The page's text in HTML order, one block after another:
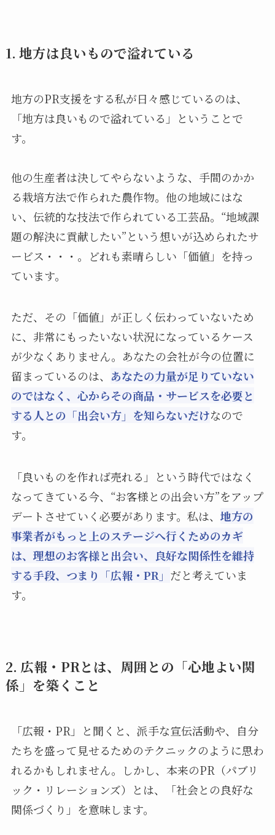
1. 地方は良いもので溢れている
地方のPR支援をする私が日々感じているのは、
「地方は良いもので溢れている」ということで
す。
他の生産者は決してやらないような、手間のかか
る栽培方法で作られた農作物。他の地域にはな
い、伝統的な技法で作られている工芸品。“地域課
題の解決に貢献したい”という想いが込められたサ
ービス・・・。どれも素晴らしい「価値」を持っ
ています。
ただ、その「価値」が正しく伝わっていないため
に、非常にもったいない状況になっているケース
が少なくありません。あなたの会社が今の位置に
留まっているのは、 あなたの力量が足りていない
のではなく、心からその商品・サービスを必要と
する人との「出会い方」を知らないだけなので
す。
「良いものを作れば売れる」という時代ではなく
なってきている今、“お客様との出会い方”をアップ
デートさせていく必要があります。私は、 地方の
事業者がもっと上のステージへ行くためのカギ
は、理想のお客様と出会い、良好な関係性を維持
する手段、つまり「広報・PR」 だと考えていま
す。
2. 広報・PRとは、周囲との「心地よい関
係」を築くこと
「広報・PR」と聞くと、派手な宣伝活動や、自分
たちを盛って見せるためのテクニックのように思わ
れるかもしれません。しかし、本来のPR（パブリ
ック・リレーションズ）とは、「社会との良好な
関係づくり」を意味します。